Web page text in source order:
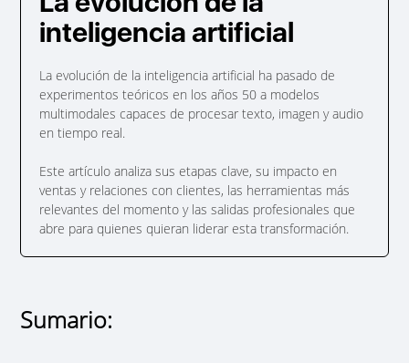
inteligencia artificial
La evolución de la inteligencia artificial ha pasado de
experimentos teóricos en los años 50 a modelos
multimodales capaces de procesar texto, imagen y audio
en tiempo real.
Este artículo analiza sus etapas clave, su impacto en
ventas y relaciones con clientes, las herramientas más
relevantes del momento y las salidas profesionales que
abre para quienes quieran liderar esta transformación.
Sumario: